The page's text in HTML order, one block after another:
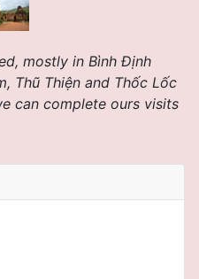
mostly in Bình Định
Thũ Thiện and Thốc Lốc
can complete ours visits